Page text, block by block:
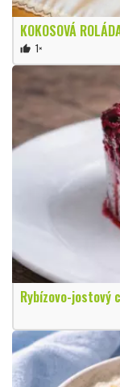
KOKOSOVÁ
thumb_up 1×
Rybízovo-jostový